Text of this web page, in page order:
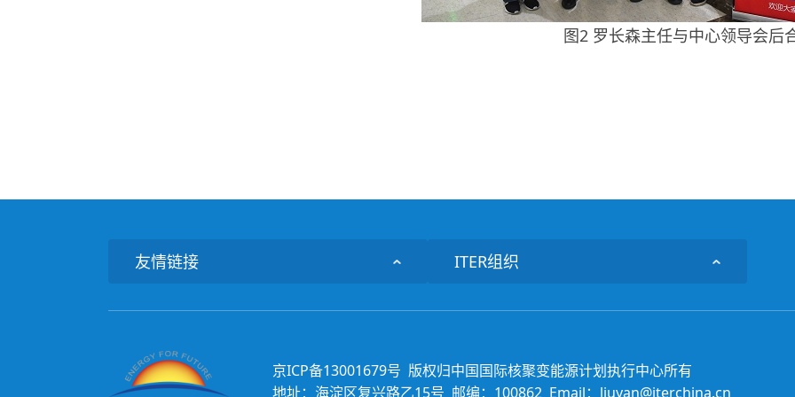
图2 罗长森主任与中心领导会后
友情链接 ITER组织
京ICP备13001679号 版权归中国国际核聚变能源计划执行中心所有
地址：海淀区复兴路乙15号 邮编：100862 Email：liuyan@iterchina.cn